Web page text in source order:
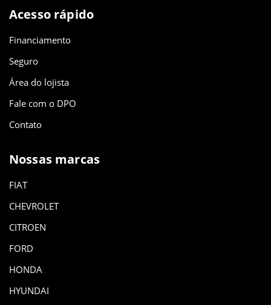
Acesso rápido
Financiamento
Seguro
Área do lojista
Fale com o DPO
Contato
Nossas marcas
FIAT
CHEVROLET
CITROEN
FORD
HONDA
HYUNDAI